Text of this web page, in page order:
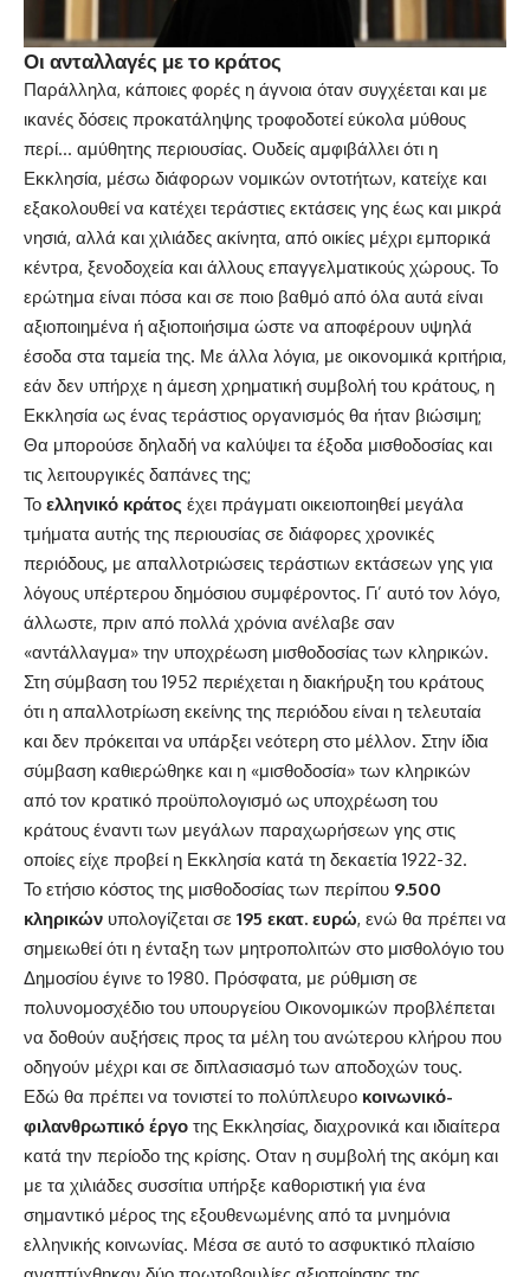
Οι ανταλλαγές με το κράτος
Παράλληλα, κάποιες φορές η άγνοια όταν συγχέεται και με
ικανές δόσεις προκατάληψης τροφοδοτεί εύκολα μύθους
περί… αμύθητης περιουσίας. Ουδείς αμφιβάλλει ότι η
Εκκλησία, μέσω διάφορων νομικών οντοτήτων, κατείχε και
εξακολουθεί να κατέχει τεράστιες εκτάσεις γης έως και μικρά
νησιά, αλλά και χιλιάδες ακίνητα, από οικίες μέχρι εμπορικά
κέντρα, ξενοδοχεία και άλλους επαγγελματικούς χώρους. Το
ερώτημα είναι πόσα και σε ποιο βαθμό από όλα αυτά είναι
αξιοποιημένα ή αξιοποιήσιμα ώστε να αποφέρουν υψηλά
έσοδα στα ταμεία της. Με άλλα λόγια, με οικονομικά κριτήρια,
εάν δεν υπήρχε η άμεση χρηματική συμβολή του κράτους, η
Εκκλησία ως ένας τεράστιος οργανισμός θα ήταν βιώσιμη;
Θα μπορούσε δηλαδή να καλύψει τα έξοδα μισθοδοσίας και
τις λειτουργικές δαπάνες της;
Το ελληνικό κράτος έχει πράγματι οικειοποιηθεί μεγάλα
τμήματα αυτής της περιουσίας σε διάφορες χρονικές
περιόδους, με απαλλοτριώσεις τεράστιων εκτάσεων γης για
λόγους υπέρτερου δημόσιου συμφέροντος. Γι’ αυτό τον λόγο,
άλλωστε, πριν από πολλά χρόνια ανέλαβε σαν
«αντάλλαγμα» την υποχρέωση μισθοδοσίας των κληρικών.
Στη σύμβαση του 1952 περιέχεται η διακήρυξη του κράτους
ότι η απαλλοτρίωση εκείνης της περιόδου είναι η τελευταία
και δεν πρόκειται να υπάρξει νεότερη στο μέλλον. Στην ίδια
σύμβαση καθιερώθηκε και η «μισθοδοσία» των κληρικών
από τον κρατικό προϋπολογισμό ως υποχρέωση του
κράτους έναντι των μεγάλων παραχωρήσεων γης στις
οποίες είχε προβεί η Εκκλησία κατά τη δεκαετία 1922-32.
Το ετήσιο κόστος της μισθοδοσίας των περίπου 9.500
κληρικών υπολογίζεται σε 195 εκατ. ευρώ, ενώ θα πρέπει να
σημειωθεί ότι η ένταξη των μητροπολιτών στο μισθολόγιο του
Δημοσίου έγινε το 1980. Πρόσφατα, με ρύθμιση σε
πολυνομοσχέδιο του υπουργείου Οικονομικών προβλέπεται
να δοθούν αυξήσεις προς τα μέλη του ανώτερου κλήρου που
οδηγούν μέχρι και σε διπλασιασμό των αποδοχών τους.
Εδώ θα πρέπει να τονιστεί το πολύπλευρο κοινωνικό-
φιλανθρωπικό έργο της Εκκλησίας, διαχρονικά και ιδιαίτερα
κατά την περίοδο της κρίσης. Οταν η συμβολή της ακόμη και
με τα χιλιάδες συσσίτια υπήρξε καθοριστική για ένα
σημαντικό μέρος της εξουθενωμένης από τα μνημόνια
ελληνικής κοινωνίας. Μέσα σε αυτό το ασφυκτικό πλαίσιο